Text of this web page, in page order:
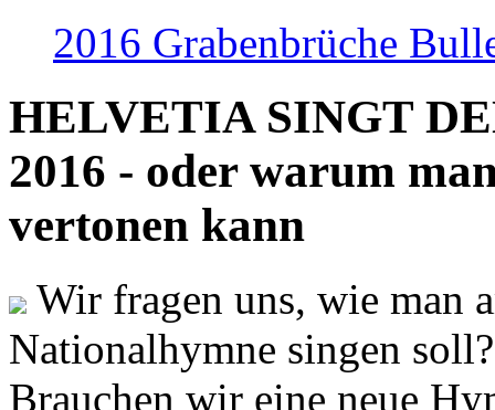
2016 Grabenbrüche
HELVETIA SINGT
2016 - oder warum
vertonen kann
Wir fragen uns, wie man
Nationalhymne singen
Brauchen wir eine neue